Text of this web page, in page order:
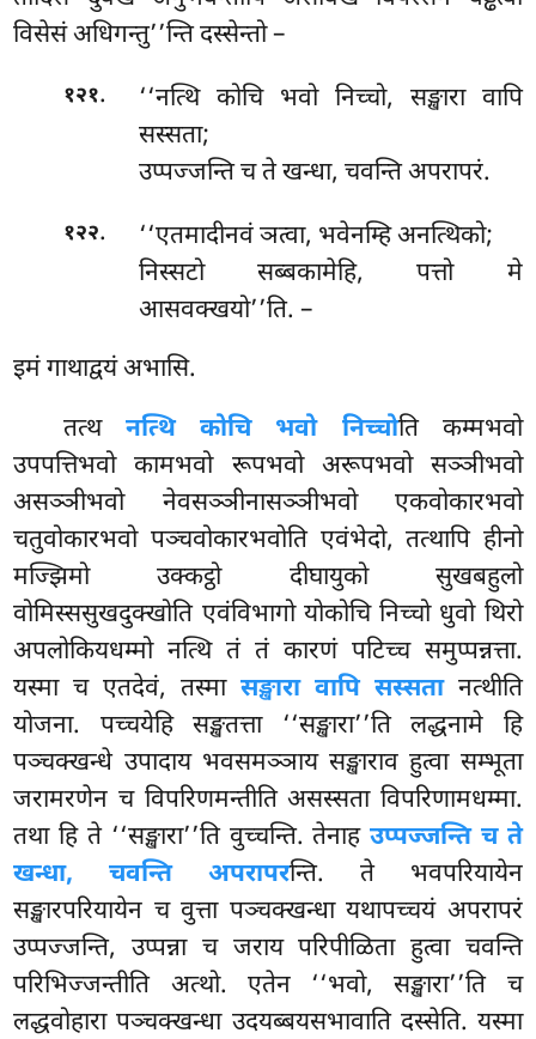
विसेसं अधिगन्तु’’न्ति दस्सेन्तो –
१२१.
‘‘नत्थि कोचि भवो निच्चो, सङ्खारा वापि
सस्सता;
उप्पज्जन्ति च ते खन्धा, चवन्ति अपरापरं.
१२२.
‘‘एतमादीनवं ञत्वा, भवेनम्हि अनत्थिको;
निस्सटो सब्बकामेहि, पत्तो मे
आसवक्खयो’’ति. –
इमं गाथाद्वयं अभासि.
तत्थनत्थि कोचि भवो निच्चोति कम्मभवो
उपपत्तिभवो कामभवो रूपभवो अरूपभवो सञ्ञीभवो
असञ्ञीभवो नेवसञ्ञीनासञ्ञीभवो एकवोकारभवो
चतुवोकारभवो पञ्चवोकारभवोति एवंभेदो, तत्थापि हीनो
मज्झिमो उक्कट्ठो दीघायुको सुखबहुलो
वोमिस्ससुखदुक्खोति एवंविभागो योकोचि निच्चो धुवो थिरो
अपलोकियधम्मो नत्थि तं तं कारणं पटिच्च समुप्पन्नत्ता.
यस्मा च एतदेवं, तस्मा सङ्खारा वापि सस्सतानत्थीति
योजना. पच्चयेहि सङ्खतत्ता ‘‘सङ्खारा’’ति लद्धनामे हि
पञ्चक्खन्धे उपादाय भवसमञ्ञाय सङ्खाराव हुत्वा सम्भूता
जरामरणेन च विपरिणमन्तीति असस्सता विपरिणामधम्मा.
तथा हि ते ‘‘सङ्खारा’’ति वुच्चन्ति. तेनाहउप्पज्जन्ति च ते
खन्धा, चवन्ति अपरापरन्ति. ते भवपरियायेन
सङ्खारपरियायेन च वुत्ता पञ्चक्खन्धा यथापच्चयं अपरापरं
उप्पज्जन्ति, उप्पन्ना च जराय परिपीळिता हुत्वा चवन्ति
परिभिज्जन्तीति अत्थो. एतेन ‘‘भवो, सङ्खारा’’ति च
लद्धवोहारा पञ्चक्खन्धा उदयब्बयसभावाति दस्सेति. यस्मा